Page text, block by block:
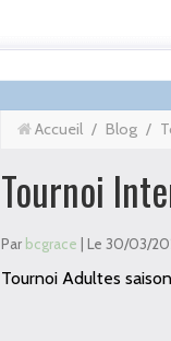
Accueil / Blog /
Tournoi
Par bcgrace | Le 30/03/
Tournoi Adultes